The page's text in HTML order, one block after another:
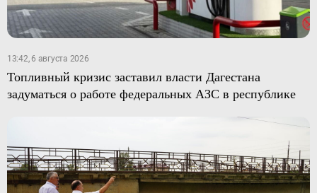
13:42, 6 августа 2026
Топливный кризис заставил власти Дагестана
задуматься о работе федеральных АЗС в республике